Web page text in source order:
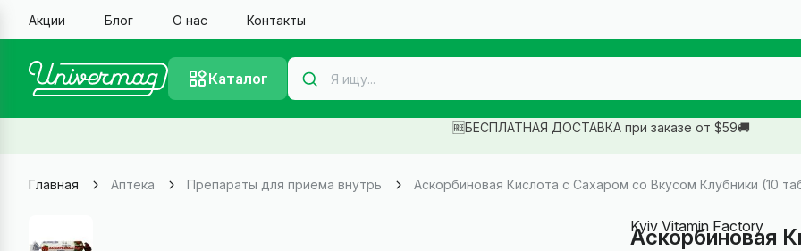
Акции Блог О нас Контакты
Каталог
🆓БЕСПЛАТНАЯ ДОСТАВКА при заказе от $59🚚
Главная Аптека Препараты для приема внутрь Аскорби­новая Кислота с Саха­ром со Вкусом Клубники (10
Kyiv Vitamin Factory
Аскорби­новая